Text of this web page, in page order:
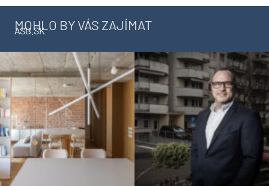
MOHLO BY VÁS ZAJÍMAT
ASB.SK